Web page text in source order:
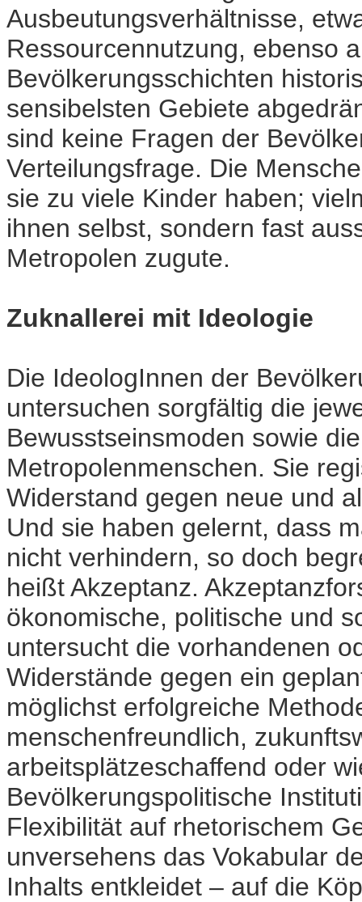
Ausbeutungsverhältnisse,
Ressourcennutzung, ebenso
Bevölkerungsschichten
sensibelsten Gebiete
sind keine Fragen der
Verteilungsfrage. Die
sie zu viele Kinder haben;
ihnen selbst, sondern fast
Metropolen zugute.
Zuknallerei mit Ideologie
Die IdeologInnen der
untersuchen sorgfältig die
Bewusstseinsmoden sowie
Metropolenmenschen. Sie
Widerstand gegen neue und
Und sie haben gelernt, dass
nicht verhindern, so doch
heißt Akzeptanz.
ökonomische, politische und
untersucht die vorhandenen
Widerstände gegen ein
möglichst erfolgreiche
menschenfreundlich,
arbeitsplätzeschaffend oder
Bevölkerungspolitische
Flexibilität auf rhetorischem
unversehens das Vokabular
Inhalts entkleidet – auf die